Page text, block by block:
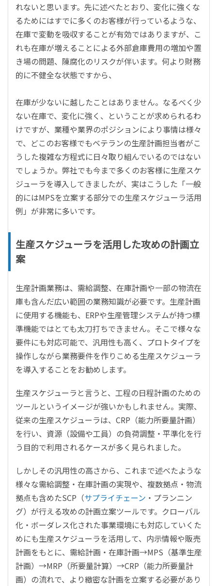
れないと思います。先に述べたとおり、変化に強くな
るためにはすでに多くのお客様が行っているような、
在庫で変動を吸収することが有効ではありますが、こ
れも在庫が増えることによる外部倉庫費用の増加や置
き場の問題、陳腐化のリスクが伴います。何より財務
的に不健全な状態ですから、
在庫が少ないに越したことはありません。なるべく少
ない在庫で、変化に強く、ということが求められるわ
けですが、業種や業界のポジションにより事情は様々
で、どこのお客様でもベテランの生産計画担当者がこ
うした複雑な方程式に日々取り組んでいるのではない
でしょうか。弊社でも今まで多くのお客様に生産スケ
ジューラを導入してきましたが、実はこうした「一般
的にはMPSを立案する部分での生産スケジューラ活用
例」が非常に多いです。
生産スケジューラを活用した攻めの計画立
案
生産計画業務は、需給調整、在庫計画や一部の物流在
庫も含んだ広い範囲の業務知識が必要です。生産計画
に使用する機能も、ERPや生産管理システムが持つ標
準機能ではとても太刀打ちできません。そこで様々な
要件にも対応可能で、汎用性も高く、プロトタイプを
操作しながら業務要件を作りこめる生産スケジューラ
を導入することをお勧めします。
生産スケジューラと言うと、工程の日程計画のための
ツールというイメージが強いかもしれません。実際、
従来の生産スケジューラは、CRP（能力所要量計画）
を行い、資源（設備や工員）の負荷調整・平準化を行
う目的で利用されるケースが多く見られました。
しかしその汎用性の高さから、これまで述べたような
様々な需給調整・在庫計画の実現や、複数拠点・物流
拠点も含めたSCP（サプライチェーン ・プランニン
グ）が行える攻めの計画立案ツールです。クローバル
化・ボーダレス化された事業環境にも対応していくた
めにも生産スケジューラを活用して、内示情報や販売
計画をもとに、需給計画・在庫計画→MPS（基準生産
計画）→MRP（所要量計算）→CRP（能力所要量計
画）の流れで、より緻密な計画を立案する必要があり